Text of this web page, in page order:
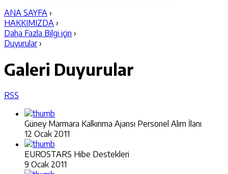
ANA SAYFA ›
HAKKIMIZDA ›
Daha Fazla Bilgi için ›
Duyurular ›
Galeri Duyurular
RSS
Güney Marmara Kalkınma Ajansı Personel Alım İlanı
12 Ocak 2011
EUROSTARS Hibe Destekleri
9 Ocak 2011